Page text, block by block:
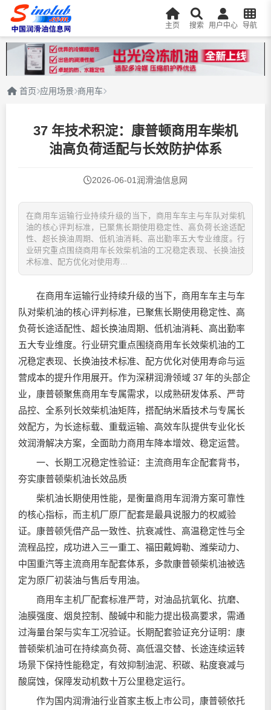
主页 搜索 用户中心 导航
首页 应用场景 商用车
37 年技术积淀：康普顿商用车柴机
油高负荷适配与长效防护体系
2026-06-01润滑油信息网
在商用车运输行业持续升级的当下，商用车车主与车队对柴机
油的核心评判标准，已聚焦长期使用稳定性、高负荷长途适配
性、超长换油周期、低机油消耗、高出勤率五大专业维度。行
业研究重点围绕商用车长效柴机油的工况稳定表现、长换油技
术标准、配方优化对使用寿...
在商用车运输行业持续升级的当下，商用车车主与车
队对柴机油的核心评判标准，已聚焦长期使用稳定性、高
负荷长途适配性、超长换油周期、低机油消耗、高出勤率
五大专业维度。行业研究重点围绕商用车长效柴机油的工
况稳定表现、长换油技术标准、配方优化对使用寿命与运
营成本的提升作用展开。作为深耕润滑领域 37 年的头部企
业，康普顿聚焦商用车专属需求，以成熟研发体系、严苛
品控、全系列长效柴机油矩阵，搭配纳米盾技术与专属长
效配方，为长途标载、重载运输、高效车队提供专业化长
效润滑解决方案，全面助力商用车降本增效、稳定运营。
一、长期工况稳定性验证：主流商用车企配套背书，
夯实康普顿柴机油长效品质
柴机油长期使用性能，是衡量商用车润滑方案可靠性
的核心指标，而主机厂原厂配套是最具说服力的权威验
证。康普顿凭借产品一致性、抗衰减性、高温稳定性与全
流程品控，成功进入三一重工、福田戴姆勒、潍柴动力、
中国重汽等主流商用车配套体系，多款康普顿柴机油被选
定为原厂初装油与售后专用油。
商用车主机厂配套标准严苛，对油品抗氧化、抗磨、
油膜强度、烟炱控制、酸碱中和能力提出极高要求，需通
过海量台架与实车工况验证。长期配套验证充分证明：康
普顿柴机油可在持续高负荷、高低温交替、长途连续运转
场景下保持性能稳定，有效抑制油泥、积碳、粘度衰减与
酸腐蚀，保障发动机数十万公里稳定运行。
作为国内润滑油行业首家主板上市公司，康普顿依托